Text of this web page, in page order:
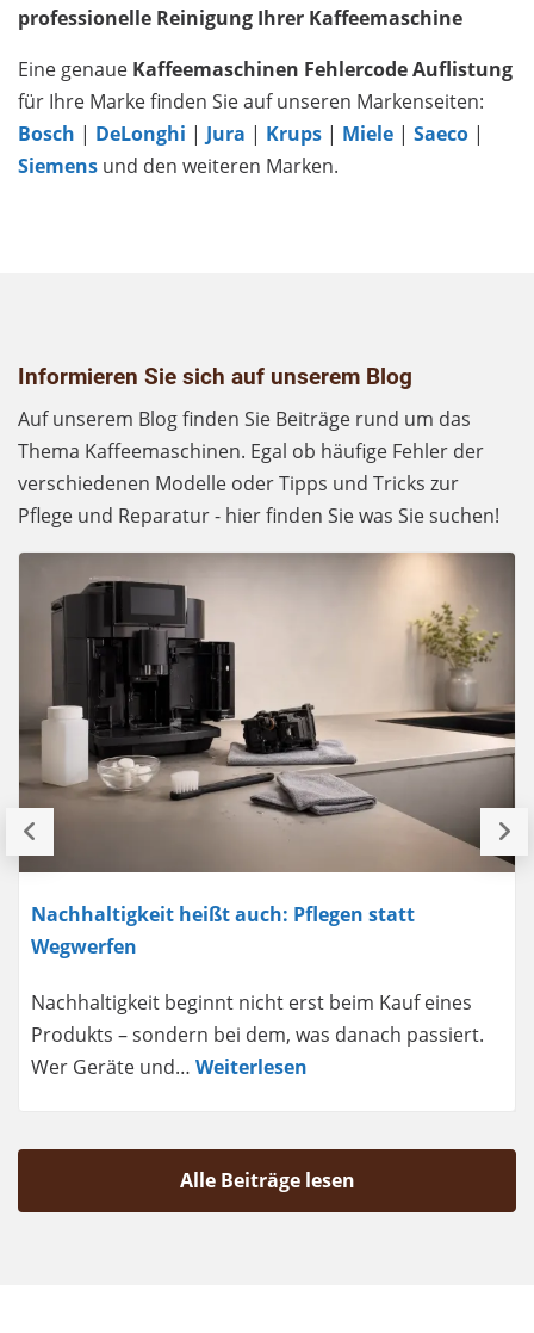
professionelle Reinigung Ihrer Kaffeemaschine
Eine genaue Kaffeemaschinen Fehlercode Auflistung
für Ihre Marke finden Sie auf unseren Markenseiten:
Bosch | DeLonghi | Jura | Krups | Miele | Saeco |
Siemens und den weiteren Marken.
Informieren Sie sich auf unserem Blog
Auf unserem Blog finden Sie Beiträge rund um das
Thema Kaffeemaschinen. Egal ob häufige Fehler der
verschiedenen Modelle oder Tipps und Tricks zur
Pflege und Reparatur - hier finden Sie was Sie suchen!
Nachhaltigkeit heißt auch: Pflegen statt
Wegwerfen
Nachhaltigkeit beginnt nicht erst beim Kauf eines
Produkts – sondern bei dem, was danach passiert.
Wer Geräte und… Weiterlesen
Alle Beiträge lesen